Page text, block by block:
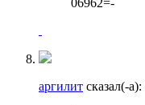
аргилит сказал(-а):